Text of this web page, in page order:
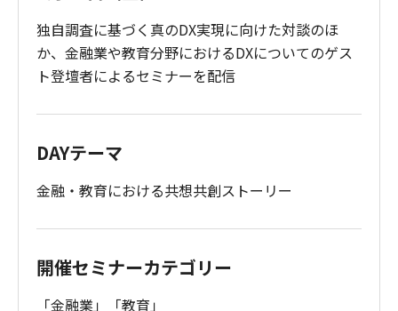
独自調査に基づく真のDX実現に向けた対談のほ
か、金融業や教育分野におけるDXについてのゲス
ト登壇者によるセミナーを配信
DAYテーマ
金融・教育における共想共創ストーリー
開催セミナーカテゴリー
「金融業」「教育」